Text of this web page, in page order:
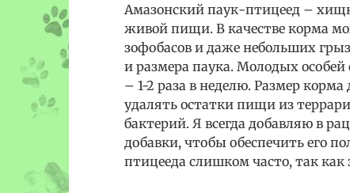
Амазонский паук-птицеед –
живой пищи. В качестве корма
зофобасов и даже небольших
и размера паука. Молодых особей
– 1-2 раза в неделю. Размер
удалять остатки пищи из
бактерий. Я всегда добавляю в
добавки, чтобы обеспечить его
птицееда слишком часто, так